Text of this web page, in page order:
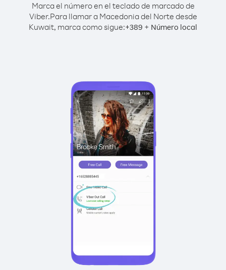
Marca el número en el teclado de marcado de
Viber.Para llamar a Macedonia del Norte desde
Kuwait, marca como sigue:+389 + Número local